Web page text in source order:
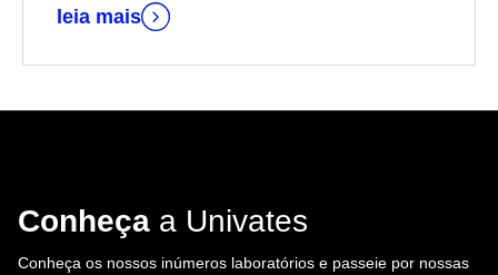
leia mais
Conheça a Univates
Conheça os nossos inúmeros laboratórios e passeie por nossas